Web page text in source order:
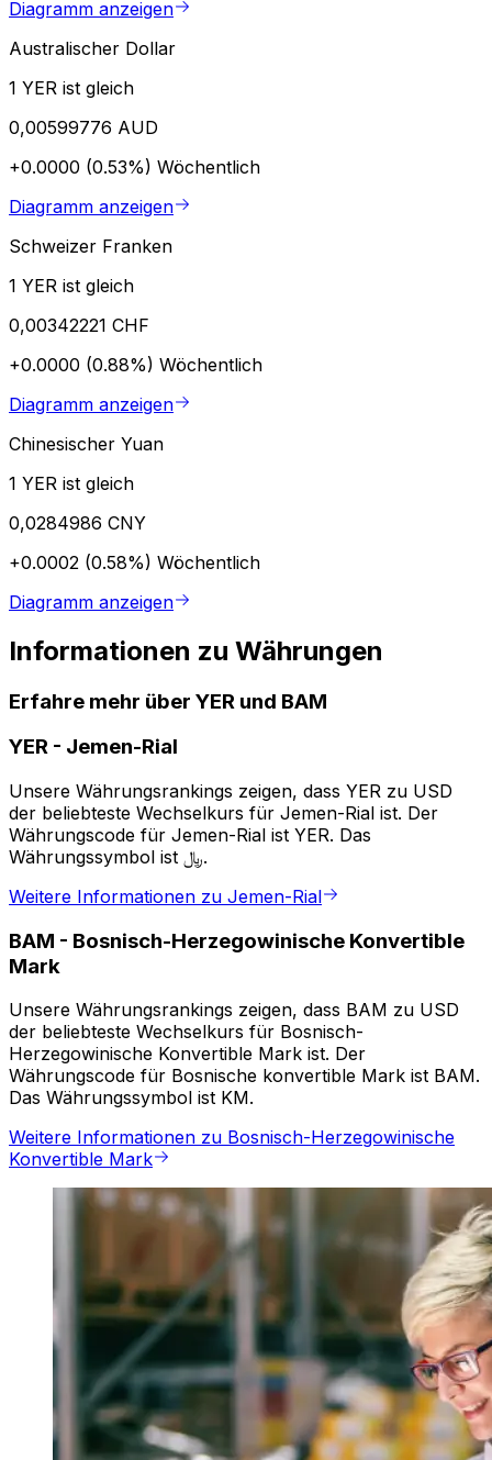
Diagramm anzeigen
Australischer Dollar
1 YER ist gleich
0,00599776 AUD
+0.0000 (0.53%) Wöchentlich
Diagramm anzeigen
Schweizer Franken
1 YER ist gleich
0,00342221 CHF
+0.0000 (0.88%) Wöchentlich
Diagramm anzeigen
Chinesischer Yuan
1 YER ist gleich
0,0284986 CNY
+0.0002 (0.58%) Wöchentlich
Diagramm anzeigen
Informationen zu Währungen
Erfahre mehr über YER und BAM
YER - Jemen-Rial
Unsere Währungsrankings zeigen, dass YER zu USD
der beliebteste Wechselkurs für Jemen-Rial ist. Der
Währungscode für Jemen-Rial ist YER. Das
Währungssymbol ist ﷼.
Weitere Informationen zu Jemen-Rial
BAM - Bosnisch-Herzegowinische Konvertible
Mark
Unsere Währungsrankings zeigen, dass BAM zu USD
der beliebteste Wechselkurs für Bosnisch-
Herzegowinische Konvertible Mark ist. Der
Währungscode für Bosnische konvertible Mark ist BAM.
Das Währungssymbol ist KM.
Weitere Informationen zu Bosnisch-Herzegowinische
Konvertible Mark